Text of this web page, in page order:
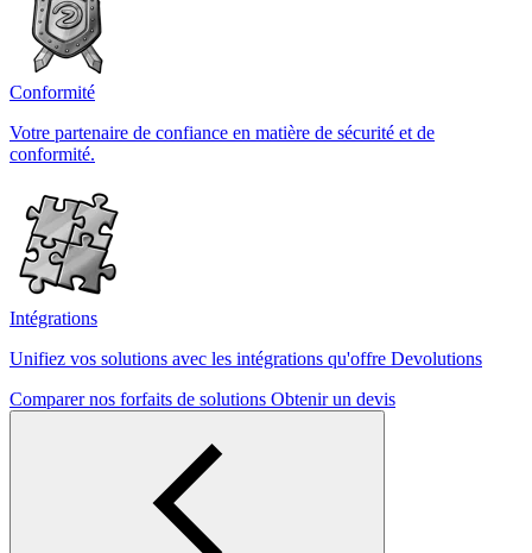
Conformité
Votre partenaire de confiance en matière de sécurité et de
conformité.
Intégrations
Unifiez vos solutions avec les intégrations qu'offre Devolutions
Comparer nos forfaits de solutions Obtenir un devis